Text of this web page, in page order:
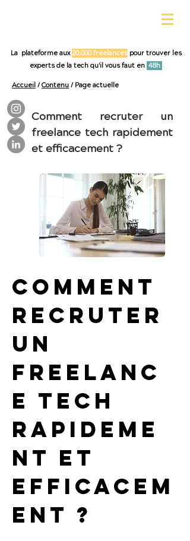
La plateforme aux20,000 freelancespour trouver les
experts de la tech qu'il vous faut en 48h
Accueil / Contenu / Page actuelle
Comment recruter un
freelance tech rapidement
et efficacement ?
Comment
recruter
un
freelanc
e tech
rapideme
nt et
efficacem
ent ?